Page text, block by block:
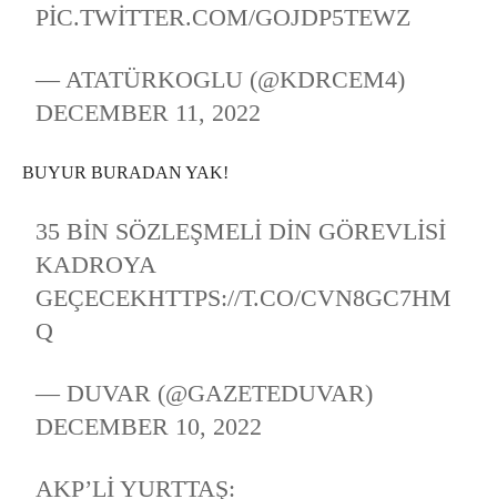
PIC.TWITTER.COM/GOJDP5TEWZ
— ATATÜRKOGLU (@KDRCEM4)
DECEMBER 11, 2022
BUYUR BURADAN YAK!
35 BIN SÖZLEŞMELI DIN GÖREVLISI
KADROYA
GEÇECEKHTTPS://T.CO/CVN8GC7HM
Q
— DUVAR (@GAZETEDUVAR)
DECEMBER 10, 2022
AKP’LI YURTTAŞ: